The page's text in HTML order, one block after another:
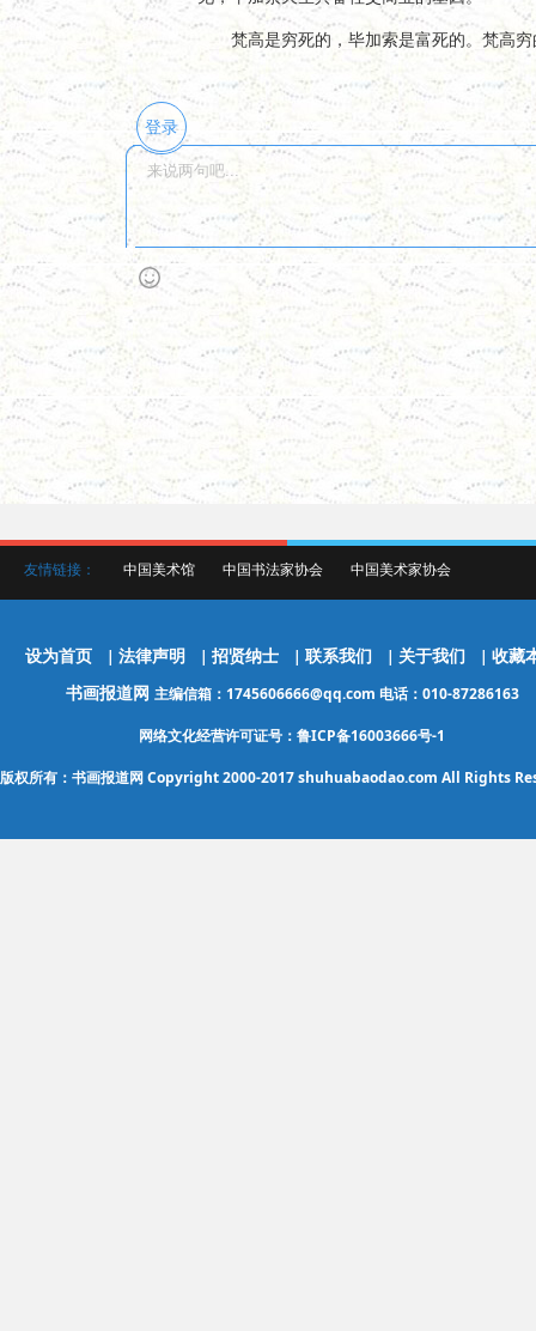
梵高是穷死的，毕加索是富死的。梵高穷
登录
友情链接： 中国美术馆 中国书法家协会 中国美术家协会
设为首页 | 法律声明 | 招贤纳士 | 联系我们 | 关于我们 | 收藏
书画报道网 主编信箱：1745606666@qq.com 电话：010-87286163
网络文化经营许可证号：鲁ICP备16003666号-1
版权所有：书画报道网 Copyright 2000-2017 shuhuabaodao.com All Rights